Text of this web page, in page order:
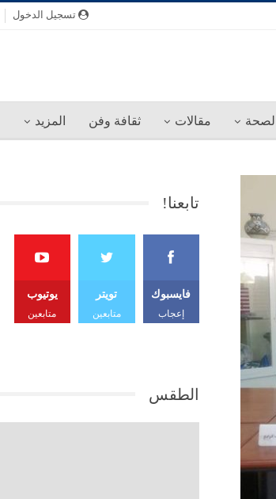
تسجيل الدخول
الصحة مقالات ثقافة وفن المزيد
تابعنا!
فايسبوك
إعجاب
تويتر
متابعين
يوتيوب
متابعين
الطقس